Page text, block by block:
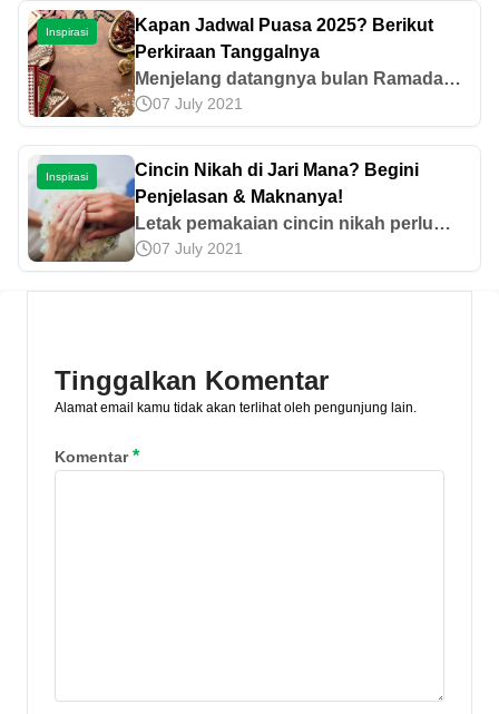
rencana finansial yang lebih baik.
Simak di sini!
Inspirasi
Kapan Jadwal Puasa 2025? Berikut
Perkiraan Tanggalnya
Menjelang datangnya bulan Ramadan,
banyak orang mulai mencari tahu
kapan jadwal puasa 2025. Yuk, simak
penjelasannya di artikel ini untuk lebih
detailnya!
07 July 2021
Inspirasi
Cincin Nikah di Jari Mana? Begini
Penjelasan & Maknanya!
Letak pemakaian cincin nikah perlu
diperhatikan karena termasuk simbol
kesakralan. Lantas, cincin nikah
07 July 2021
Tinggalkan Komentar
Alamat email kamu tidak akan terlihat oleh pengunjung lain.
Komentar*